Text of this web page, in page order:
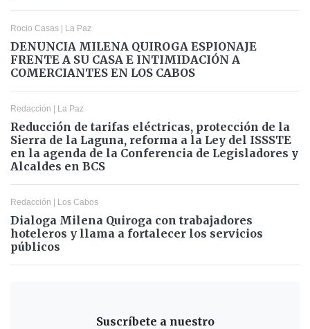
Rocio Casas | La Paz
DENUNCIA MILENA QUIROGA ESPIONAJE
FRENTE A SU CASA E INTIMIDACIÓN A
COMERCIANTES EN LOS CABOS
Redacción | La Paz
Reducción de tarifas eléctricas, protección de la
Sierra de la Laguna, reforma a la Ley del ISSSTE
en la agenda de la Conferencia de Legisladores y
Alcaldes en BCS
Redacción | Los Cabos
Dialoga Milena Quiroga con trabajadores
hoteleros y llama a fortalecer los servicios
públicos
Suscríbete a nuestro